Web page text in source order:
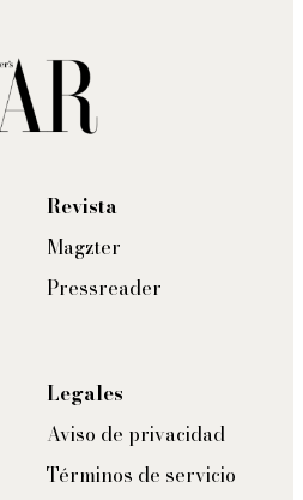
Revista
Magzter
Pressreader
Legales
Aviso de privacidad
Términos de servicio